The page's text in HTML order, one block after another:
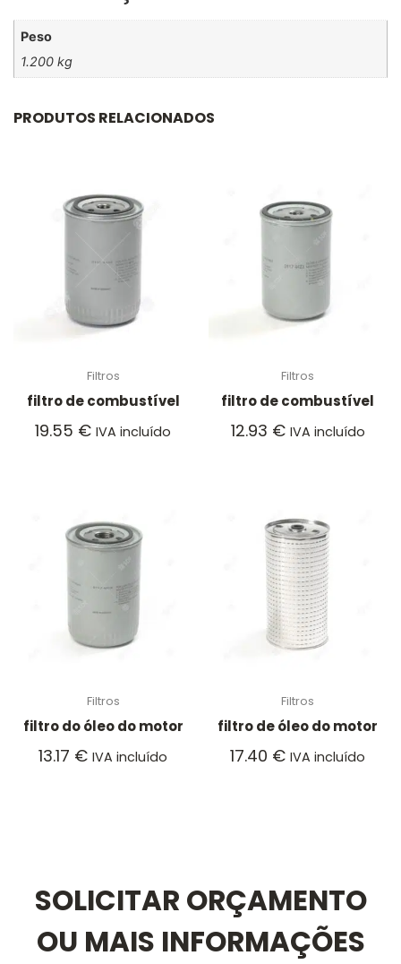
Peso
1.200 kg
PRODUTOS RELACIONADOS
Filtros
filtro de combustível
19.55 € IVA incluído
Filtros
filtro de combustível
12.93 € IVA incluído
Filtros
filtro do óleo do motor
13.17 € IVA incluído
Filtros
filtro de óleo do motor
17.40 € IVA incluído
SOLICITAR ORÇAMENTO
OU MAIS INFORMAÇÕES